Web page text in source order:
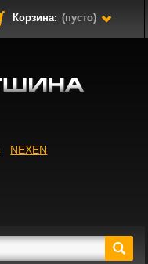
Корзина: (пусто)
NEXEN